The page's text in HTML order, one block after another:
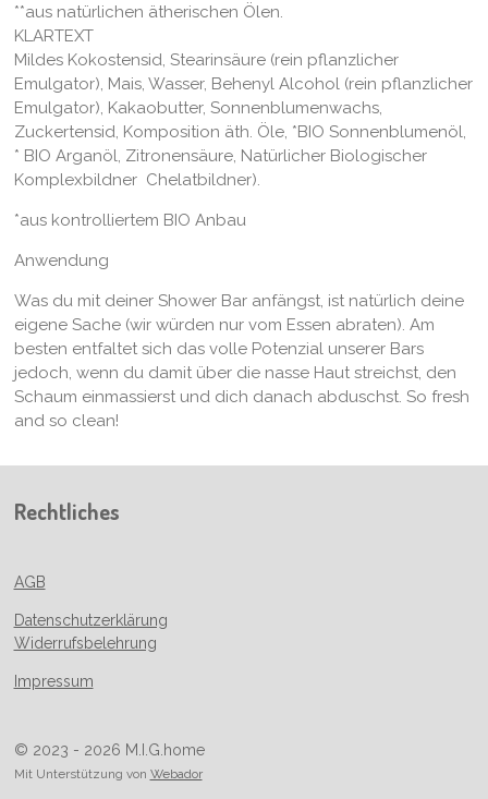
**aus natürlichen ätherischen Ölen.
KLARTEXT
Mildes Kokostensid, Stearinsäure (rein pflanzlicher
Emulgator), Mais, Wasser, Behenyl Alcohol (rein pflanzlicher
Emulgator), Kakaobutter, Sonnenblumenwachs,
Zuckertensid, Komposition äth. Öle, *BIO Sonnenblumenöl,
* BIO Arganöl, Zitronensäure, Natürlicher Biologischer
Komplexbildner Chelatbildner).
*aus kontrolliertem BIO Anbau
Anwendung
Was du mit deiner Shower Bar anfängst, ist natürlich deine
eigene Sache (wir würden nur vom Essen abraten). Am
besten entfaltet sich das volle Potenzial unserer Bars
jedoch, wenn du damit über die nasse Haut streichst, den
Schaum einmassierst und dich danach abduschst. So fresh
and so clean!
Rechtliches
AGB
Datenschutzerklärung
Widerrufsbelehrung
Impressum
© 2023 - 2026 M.I.G.home
Mit Unterstützung von Webador